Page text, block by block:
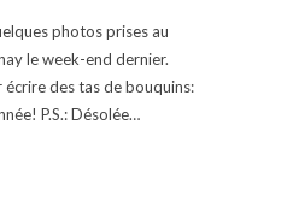
photos prises au
le week-end dernier.
des tas de bouquins:
P.S.: Désolée…